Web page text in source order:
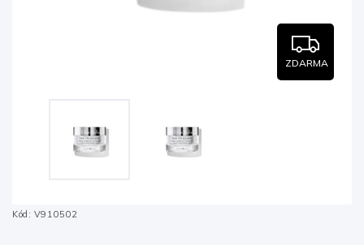
ZDARMA
Kód: V910502